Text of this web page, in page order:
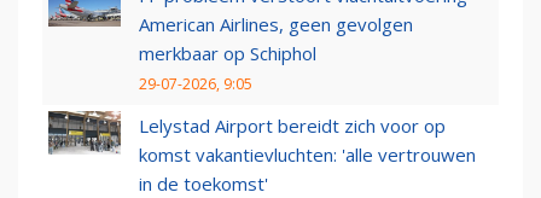
American Airlines, geen gevolgen
merkbaar op Schiphol
29-07-2026, 9:05
Lelystad Airport bereidt zich voor op
komst vakantievluchten: 'alle vertrouwen
in de toekomst'